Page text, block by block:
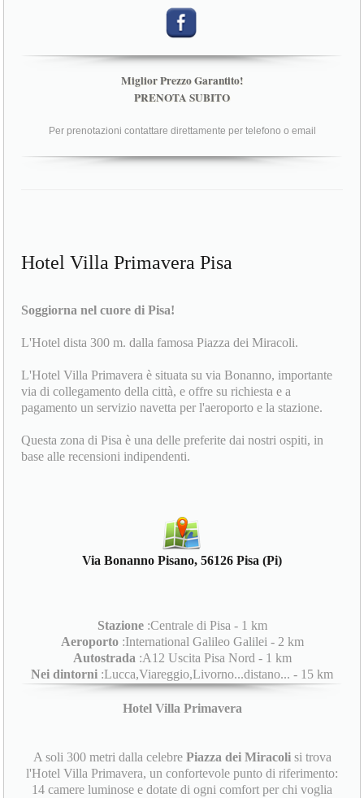
Miglior Prezzo Garantito!
PRENOTA SUBITO
Per prenotazioni contattare direttamente per telefono o email
Hotel Villa Primavera Pisa
Soggiorna nel cuore di Pisa!
L'Hotel dista 300 m. dalla famosa Piazza dei Miracoli.
L'Hotel Villa Primavera è situata su via Bonanno, importante
via di collegamento della città, e offre su richiesta e a
pagamento un servizio navetta per l'aeroporto e la stazione.
Questa zona di Pisa è una delle preferite dai nostri ospiti, in
base alle recensioni indipendenti.
Via Bonanno Pisano, 56126 Pisa (Pi)
Stazione:Centrale di Pisa - 1 km
Aeroporto:International Galileo Galilei - 2 km
Autostrada :A12 Uscita Pisa Nord - 1 km
Nei dintorni :Lucca,Viareggio,Livorno...distano... - 15 km
Hotel Villa Primavera
A soli 300 metri dalla celebre Piazza dei Miracolisi trova
l'Hotel Villa Primavera, un confortevole punto di riferimento:
14 camere luminose e dotate di ogni comfort per chi voglia